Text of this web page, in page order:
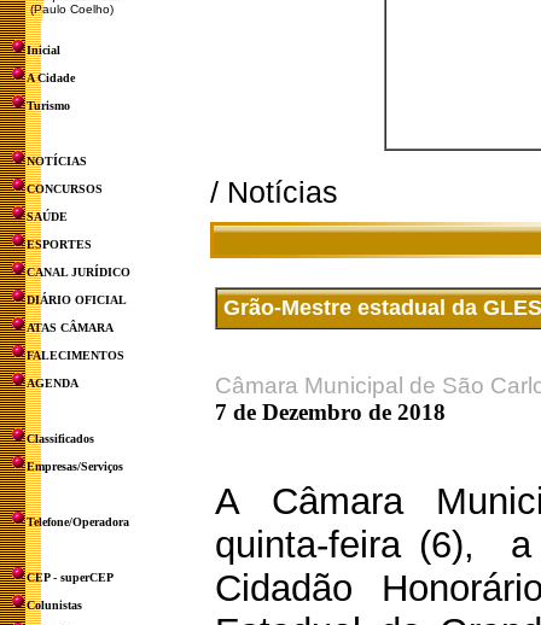
(Paulo Coelho)
Inicial
A Cidade
Turismo
NOTÍCIAS
CONCURSOS
SAÚDE
ESPORTES
CANAL JURÍDICO
DIÁRIO OFICIAL
ATAS CÂMARA
FALECIMENTOS
AGENDA
Classificados
Empresas/Serviços
Telefone/Operadora
CEP - superCEP
Colunistas
/ Notícias
Grão-Mestre estadual da
Câmara Municipal de São
7 de Dezembro de 2018
A Câmara
quinta-feira (6),
Cidadão